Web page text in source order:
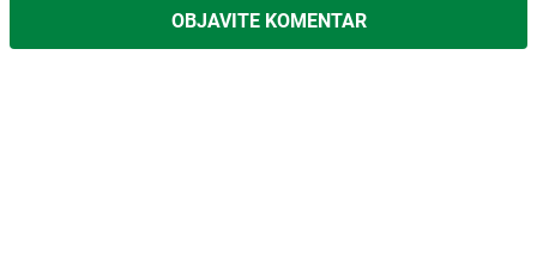
OBJAVITE KOMENTAR